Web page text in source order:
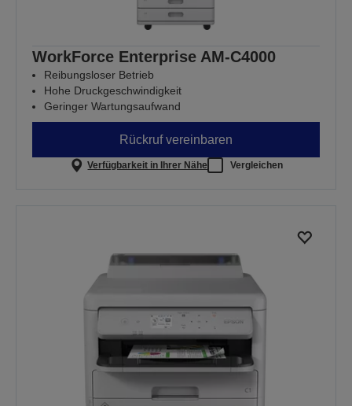
WorkForce Enterprise AM-C4000
Reibungsloser Betrieb
Hohe Druckgeschwindigkeit
Geringer Wartungsaufwand
Rückruf vereinbaren
Verfügbarkeit in Ihrer Nähe Vergleichen